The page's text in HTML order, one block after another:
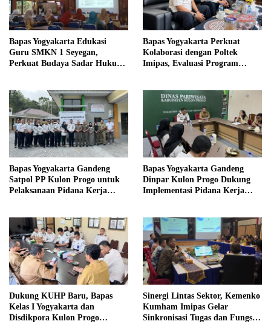
Bapas Yogyakarta Edukasi
Guru SMKN 1 Seyegan,
Perkuat Budaya Sadar Hukum
Bapas Yogyakarta Perkuat
Kolaborasi dengan Poltek
Imipas, Evaluasi Program
Bapas Yogyakarta Gandeng
Satpol PP Kulon Progo untuk
Pelaksanaan Pidana Kerja
Bapas Yogyakarta Gandeng
Dinpar Kulon Progo Dukung
Implementasi Pidana Kerja
Dukung KUHP Baru, Bapas
Kelas I Yogyakarta dan
Disdikpora Kulon Progo
Sinergi Lintas Sektor, Kemenko
Kumham Imipas Gelar
Sinkronisasi Tugas dan Fungsi